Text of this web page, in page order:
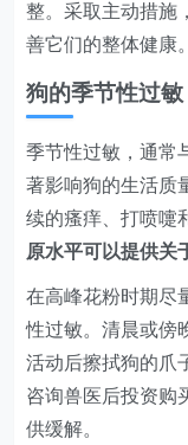
整。采取主动措施
善它们的整体健康。
狗的季节性过敏
季节性过敏，通常
著影响狗的生活质
续的瘙痒、打喷嚏
原水平可以提供关
在高峰花粉时期尽
性过敏。清晨或傍
活动后擦拭狗的爪
咨询兽医后投资购
供缓解。